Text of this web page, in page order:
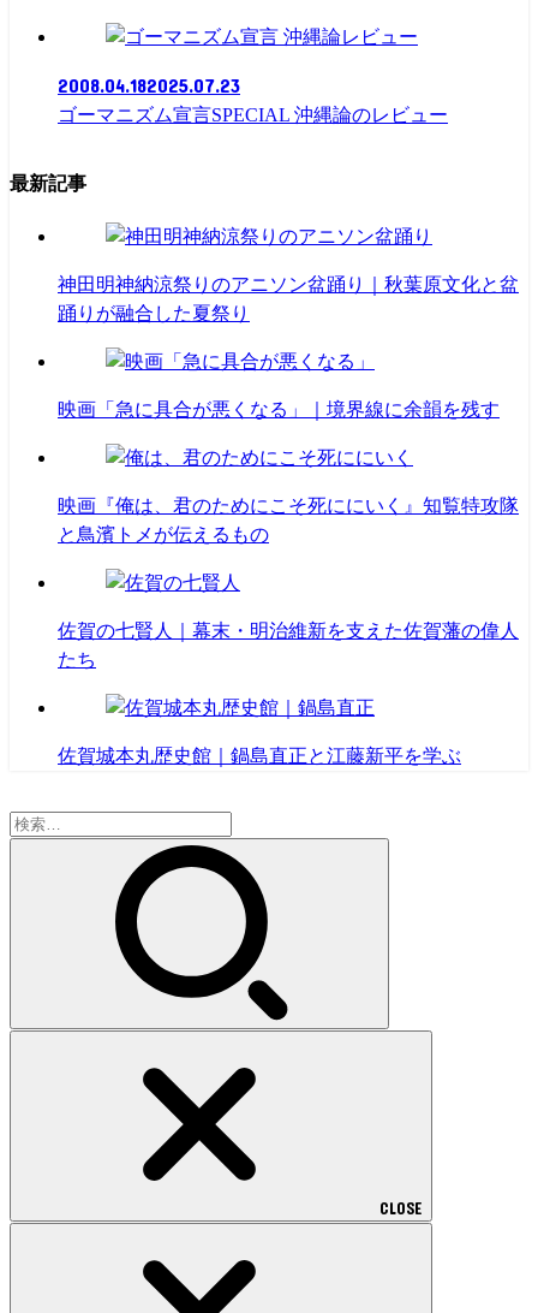
レビュー
2008.04.182025.07.23
ゴーマニズム宣言SPECIAL 沖縄論のレビュー
最新記事
神田明神納涼祭りのアニソン盆踊り｜秋葉原文化と盆
踊りが融合した夏祭り
映画「急に具合が悪くなる」｜境界線に余韻を残す
映画『俺は、君のためにこそ死ににいく』知覧特攻隊
と鳥濱トメが伝えるもの
佐賀の七賢人｜幕末・明治維新を支えた佐賀藩の偉人
たち
佐賀城本丸歴史館｜鍋島直正と江藤新平を学ぶ
検
CLOSE